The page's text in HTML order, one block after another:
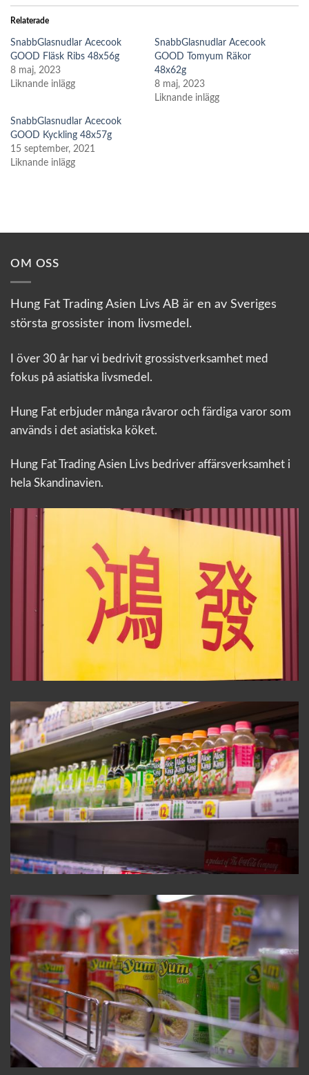
Relaterade
SnabbGlasnudlar Acecook
GOOD Fläsk Ribs 48x56g
8 maj, 2023
Liknande inlägg
SnabbGlasnudlar Acecook
GOOD Tomyum Räkor
48x62g
8 maj, 2023
Liknande inlägg
SnabbGlasnudlar Acecook
GOOD Kyckling 48x57g
15 september, 2021
Liknande inlägg
OM OSS
Hung Fat Trading Asien Livs AB är en av Sveriges
största grossister inom livsmedel.
I över 30 år har vi bedrivit grossistverksamhet med
fokus på asiatiska livsmedel.
Hung Fat erbjuder många råvaror och färdiga varor som
används i det asiatiska köket.
Hung Fat Trading Asien Livs bedriver affärsverksamhet i
hela Skandinavien.